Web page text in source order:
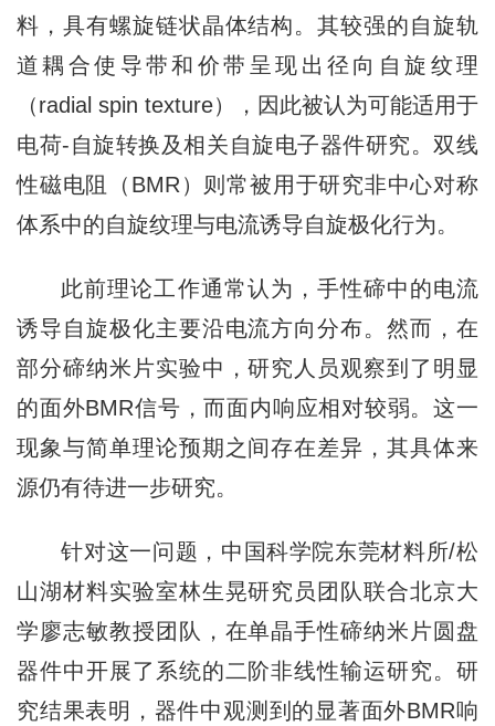
料，具有螺旋链状晶体结构。其较强的自旋轨
道耦合使导带和价带呈现出径向自旋纹理
（radial spin texture），因此被认为可能适用于
电荷-自旋转换及相关自旋电子器件研究。双线
性磁电阻（BMR）则常被用于研究非中心对称
体系中的自旋纹理与电流诱导自旋极化行为。
此前理论工作通常认为，手性碲中的电流
诱导自旋极化主要沿电流方向分布。然而，在
部分碲纳米片实验中，研究人员观察到了明显
的面外BMR信号，而面内响应相对较弱。这一
现象与简单理论预期之间存在差异，其具体来
源仍有待进一步研究。
针对这一问题，中国科学院东莞材料所/松
山湖材料实验室林生晃研究员团队联合北京大
学廖志敏教授团队，在单晶手性碲纳米片圆盘
器件中开展了系统的二阶非线性输运研究。研
究结果表明，器件中观测到的显著面外BMR响